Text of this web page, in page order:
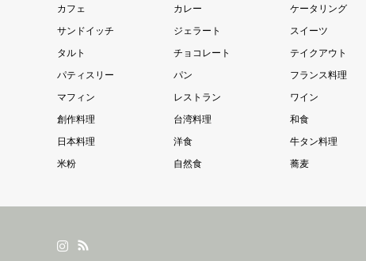
カフェ
カレー ケータリング
サンドイッチ
ジェラート スイーツ
タルト
チョコレート テイクアウト
パティスリー
パン フランス料理
マフィン
レストラン ワイン
創作料理
台湾料理 和食
日本料理
洋食 牛タン料理
米粉
自然食 蕎麦